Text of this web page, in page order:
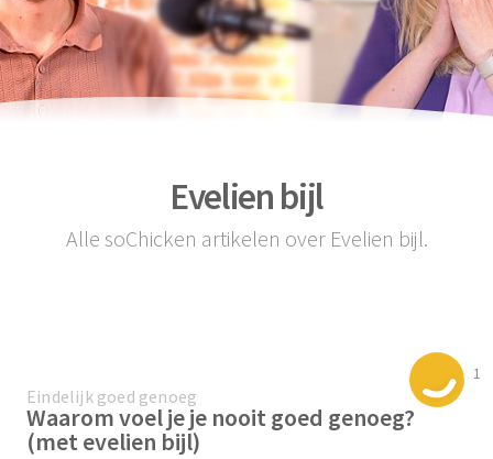
Evelien bijl
Alle soChicken artikelen over Evelien bijl.
1
Eindelijk goed genoeg
Waarom voel je je nooit goed genoeg?
(met evelien bijl)